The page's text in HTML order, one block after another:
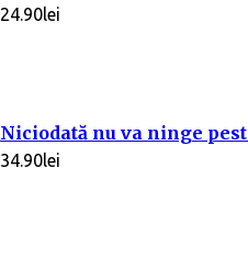
24.90lei
Niciodată nu va ninge
34.90lei